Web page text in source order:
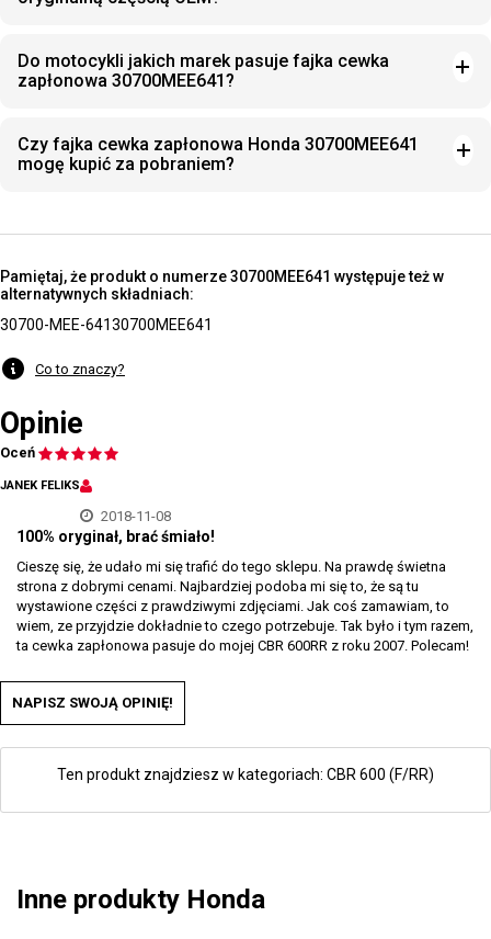
Do motocykli jakich marek pasuje fajka cewka
zapłonowa 30700MEE641?
Czy fajka cewka zapłonowa Honda 30700MEE641
mogę kupić za pobraniem?
Pamiętaj, że produkt o numerze 30700MEE641 występuje też w
alternatywnych składniach:
30700-MEE-64130700MEE641
Co to znaczy?
Opinie
Oceń
JANEK FELIKS
2018-11-08
100% oryginał, brać śmiało!
Cieszę się, że udało mi się trafić do tego sklepu. Na prawdę świetna
strona z dobrymi cenami. Najbardziej podoba mi się to, że są tu
wystawione części z prawdziwymi zdjęciami. Jak coś zamawiam, to
wiem, ze przyjdzie dokładnie to czego potrzebuje. Tak było i tym razem,
ta cewka zapłonowa pasuje do mojej CBR 600RR z roku 2007. Polecam!
NAPISZ SWOJĄ OPINIĘ!
Ten produkt znajdziesz w kategoriach: CBR 600 (F/RR)
Inne produkty Honda